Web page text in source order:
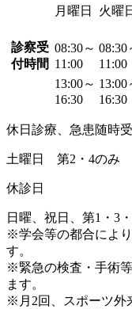
月曜日 火曜
診察受
付時間
08:30～
11:00
08:30
11:00
13:00～
16:30
13:00
16:30
休日診療、急患随時
土曜日 第2・4のみ
休診日
日曜、祝日、第1・3
※学会等の都合によ
す。
※緊急の検査・手術
ます。
※月2回、スポーツ外